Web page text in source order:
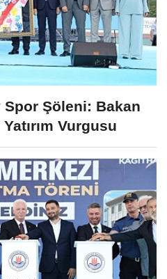
Spor Şöleni: Bakan
Vurgusu